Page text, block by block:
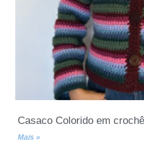
Casaco Colorido em
Mais »